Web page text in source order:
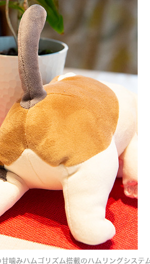
噛みハムゴリズム搭載のハムリングシステ